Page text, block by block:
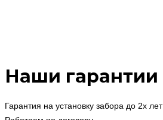
Наши гарантии
Гарантия на установку забора до 2х лет